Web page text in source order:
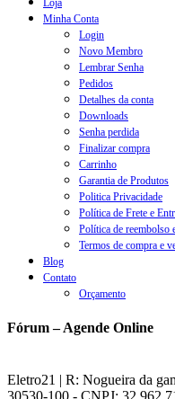
Loja
Minha Conta
Login
Novo Membro
Lembrar Senha
Pedidos
Detalhes da conta
Downloads
Senha perdida
Finalizar compra
Carrinho
Garantia de Produtos
Politica Privacidade
Política de Frete e
Política de reembolso
Termos de compra e
Blog
Contato
Orçamento
Fórum – Agende Online
Eletro21 | R: Nogueira da
30530-100 - CNPJ: